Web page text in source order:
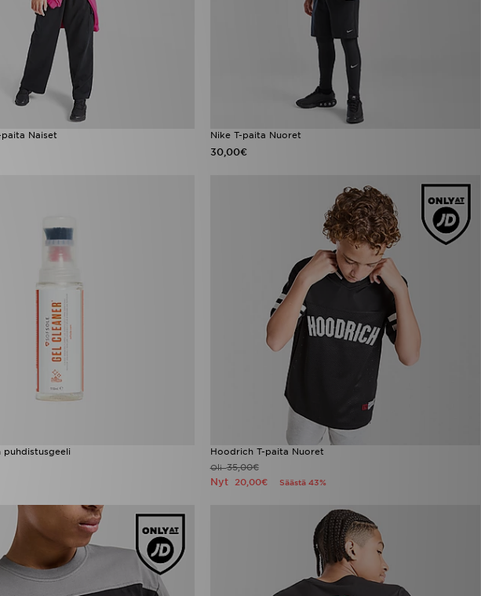
Naiset Nike T-paita Nuoret
30,00€
puhdistusgeeli Hoodrich T-paita Nuoret
Oli35,00€
Nyt 20,00€ Säästä 43%